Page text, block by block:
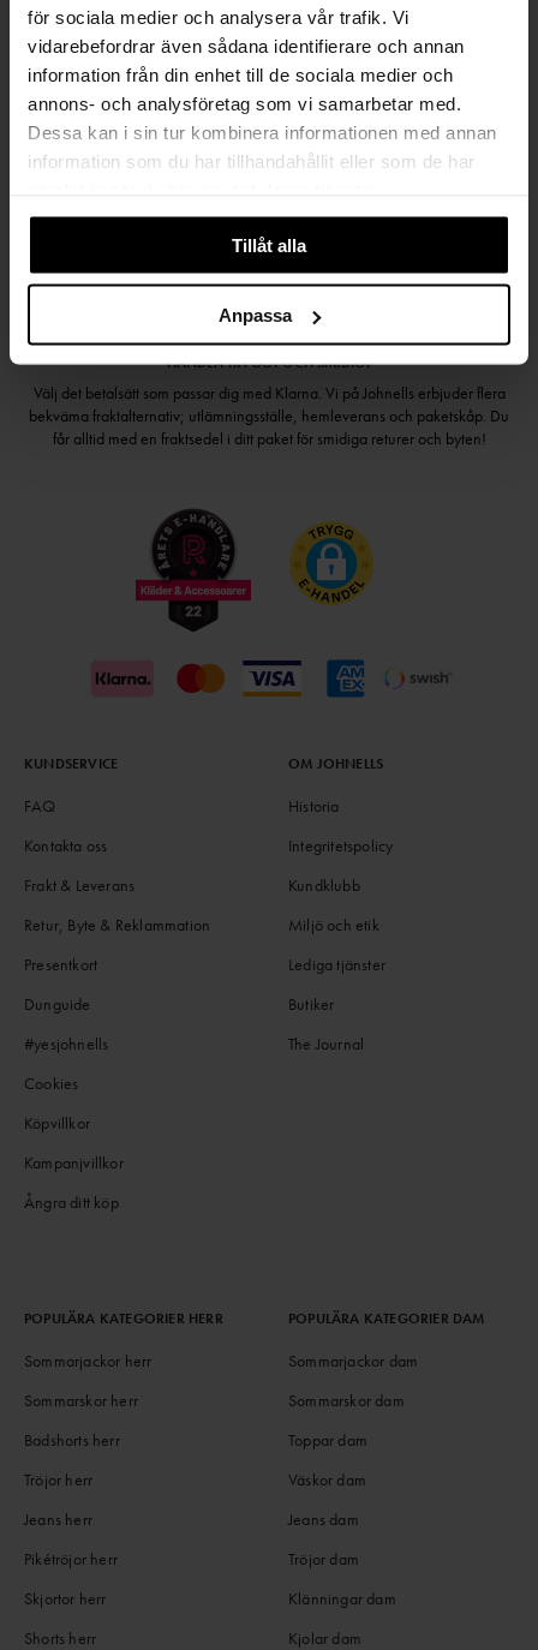
för sociala medier och analysera vår trafik. Vi
vidarebefordrar även sådana identifierare och annan
information från din enhet till de sociala medier och
annons- och analysföretag som vi samarbetar med.
Dessa kan i sin tur kombinera informationen med annan
information som du har tillhandahållit eller som de har
Tillåt alla
Anpassa
Håll dig uppdaterad
PRENUMERERA PÅ VÅRT NYHETSBREV
PRENUMERERA
HANDLA TRYGGT OCH SMIDIGT
Välj det betalsätt som passar dig med Klarna. Vi på Johnells erbjuder flera
bekväma fraktalternativ; utlämningsställe, hemleverans och paketskåp. Du
får alltid med en fraktsedel i ditt paket för smidiga returer och byten!
KUNDSERVICE
FAQ
Kontakta oss
Frakt & Leverans
Retur, Byte & Reklammation
Presentkort
Dunguide
#yesjohnells
Cookies
Köpvillkor
Kampanjvillkor
Ångra ditt köp
OM JOHNELLS
Historia
Integritetspolicy
Kundklubb
Miljö och etik
Lediga tjänster
Butiker
The Journal
POPULÄRA KATEGORIER HERR
Sommarjackor herr
Sommarskor herr
Badshorts herr
Tröjor herr
Jeans herr
Pikétröjor herr
Skjortor herr
Shorts herr
POPULÄRA KATEGORIER DAM
Sommarjackor dam
Sommarskor dam
Toppar dam
Väskor dam
Jeans dam
Tröjor dam
Klänningar dam
Kjolar dam